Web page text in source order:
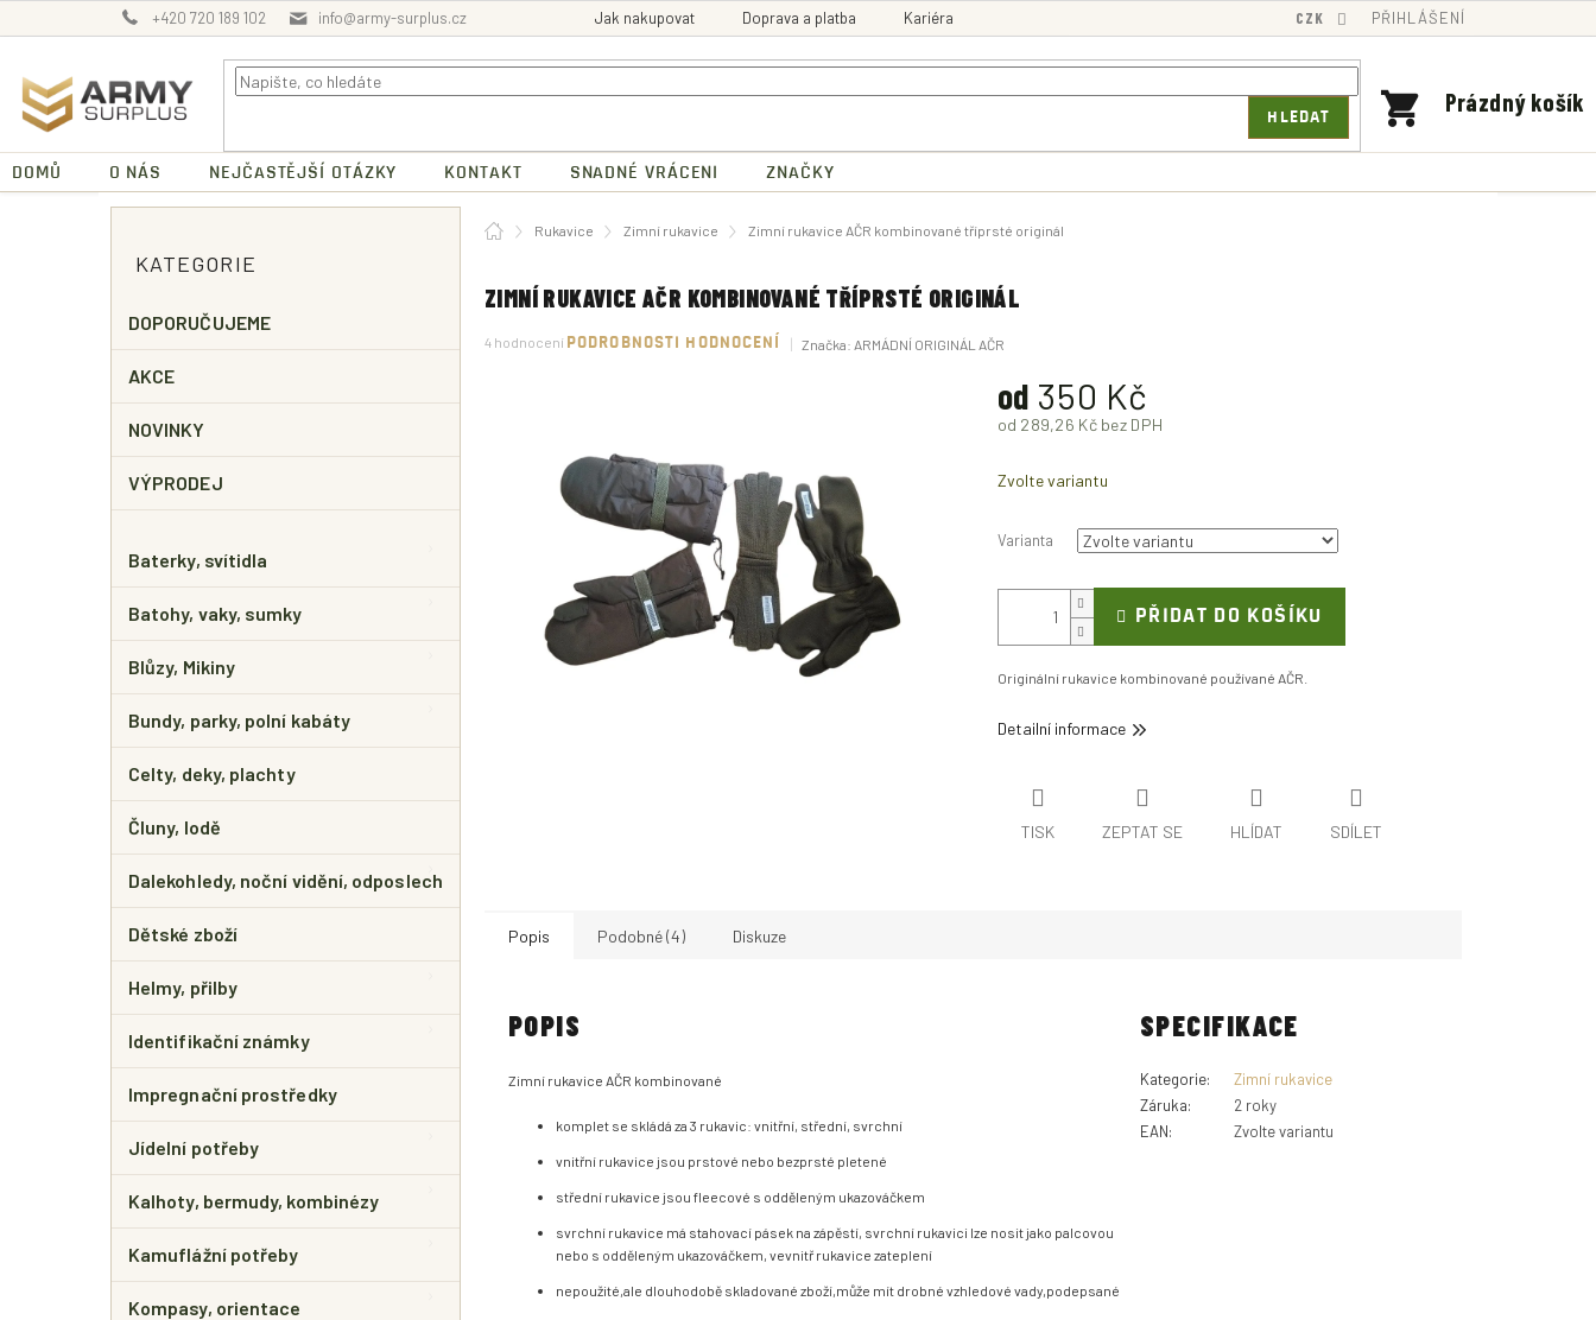
na
+420 720 189 102 info@army-surplus.cz Jak nakupovat Doprava a platba Kariéra CZK PŘIHLÁŠENÍ
HLEDAT
NÁKUPNÍ
Prázdný košík
DOMŮ O NÁS NEJČASTĚJŠÍ OTÁZKY KONTAKT SNADNÉ VRÁCENI ZNAČKY
A
N
P
N
kategorie
KATEGORIE
DOPORUČUJEME
AKCE
NOVINKY
VÝPRODEJ
Baterky, svítidla
Batohy, vaky, sumky
Blůzy, Mikiny
Bundy, parky, polní kabáty
Celty, deky, plachty
Čluny, lodě
Dalekohledy, noční vidění, odposlech
Dětské zboží
Helmy, přilby
Identifikační známky
Impregnační prostředky
Jídelní potřeby
Kalhoty, bermudy, kombinézy
Kamuflážní potřeby
Kompasy, orientace
DomůRukavice Zimní rukavice Zimní rukavice AČR kombinované tříprsté originál
ZIMNÍ RUKAVICE AČR KOMBINOVANÉ TŘÍPRSTÉ ORIGINÁL
Průměrné
4 hodnocení PODROBNOSTI HODNOCENÍ Značka: ARMÁDNÍ ORIGINÁL AČR
od 350 Kč
od 289,26 Kčbez DPH
cena:
Zvolte variantu
Varianta
PŘIDAT DO KOŠÍKU
Originální rukavice kombinované používané AČR.
Detailní informace
TISK ZEPTAT SE HLÍDAT SDÍLET
Popis Podobné (4) Diskuze
POPIS
Zimní rukavice AČR kombinované
komplet se skládá za 3 rukavic: vnitřní, střední, svrchní
vnitřní rukavice jsou prstové nebo bezprsté pletené
střední rukavice jsou fleecové s odděleným ukazováčkem
svrchní rukavice má stahovací pásek na zápěstí, svrchní rukavici lze nosit jako palcovou
nebo s odděleným ukazováčkem, vevnitř rukavice zateplení
nepoužité,ale dlouhodobě skladované zboží,může mít drobné vzhledové vady,podepsané
SPECIFIKACE
Kategorie:
Zimní rukavice
Záruka:
2 roky
EAN: Zvolte variantu